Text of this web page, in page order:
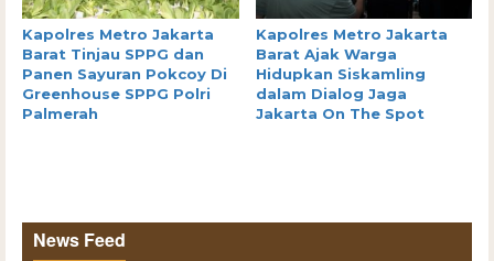
Kapolres Metro Jakarta
Barat Tinjau SPPG dan
Panen Sayuran Pokcoy Di
Greenhouse SPPG Polri
Palmerah
Kapolres Metro Jakarta
Barat Ajak Warga
Hidupkan Siskamling
dalam Dialog Jaga
Jakarta On The Spot
News Feed